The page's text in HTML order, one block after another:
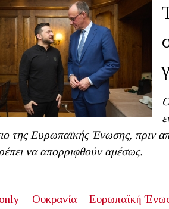
της Ευρωπαϊκής Ένωσης, πριν
να απορριφθούν αμέσως.
Ουκρανία Ευρωπαϊκή